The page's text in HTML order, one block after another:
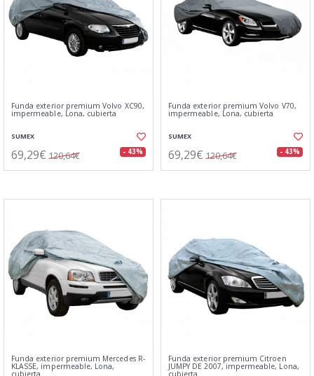
Funda exterior premium Volvo XC90,
impermeable, Lona, cubierta
SUMEX
69,29€ 120,64€ - 43%
Funda exterior premium Volvo V70,
impermeable, Lona, cubierta
SUMEX
69,29€ 120,64€ - 43%
Funda exterior premium Mercedes R-
KLASSE, impermeable, Lona,
cubierta
Funda exterior premium Citroen
JUMPY DE 2007, impermeable, Lona,
cubierta